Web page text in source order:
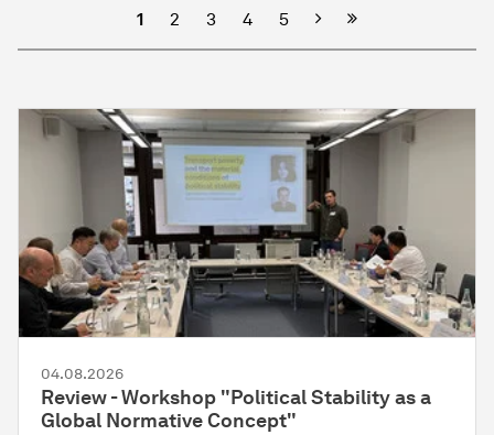
1 2 3 4 5 Nächste
04.08.2026
Review - Workshop "Political Stability as a
Global Normative Concept"